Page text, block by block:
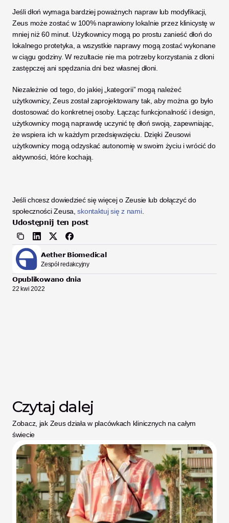
Jeśli dłoń wymaga bardziej poważnych napraw lub modyfikacji,
Zeus może zostać w 100% naprawiony lokalnie przez klinicystę w
mniej niż 60 minut. Użytkownicy mogą po prostu zanieść dłoń do
lokalnego protetyka, a wszystkie naprawy mogą zostać wykonane
w ciągu godziny. W rezultacie nie ma potrzeby korzystania z dłoni
zastępczej ani spędzania dni bez własnej dłoni.
Niezależnie od tego, do jakiej „kategorii” mogą należeć
użytkownicy, Zeus został zaprojektowany tak, aby można go było
dostosować do konkretnej osoby. Łącząc funkcjonalność i design,
użytkownicy mogą naprawdę uczynić tę dłoń swoją, zapewniając,
że wspiera ich w każdym przedsięwzięciu. Dzięki Zeusowi
użytkownicy mogą odzyskać autonomię w swoim życiu i wrócić do
aktywności, które kochają.
Jeśli chcesz dowiedzieć się więcej o Zeusie lub dołączyć do
społeczności Zeusa, skontaktuj się z nami.
Udostępnij ten post
Aether Biomedical
Zespół redakcyjny
Opublikowano dnia
22 kwi 2022
Czytaj dalej
Zobacz, jak Zeus działa w placówkach klinicznych na całym
świecie